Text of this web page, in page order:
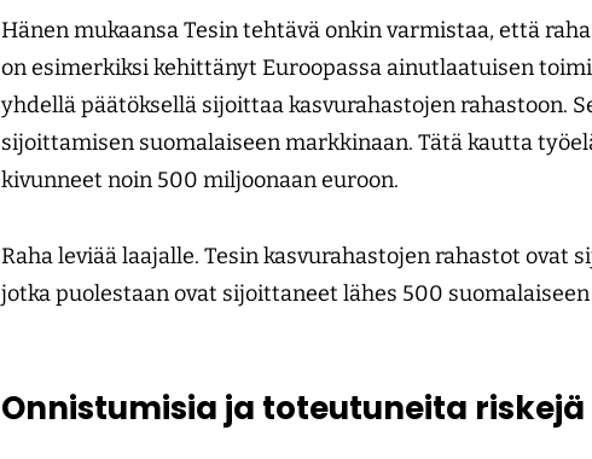
Hänen mukaansa Tesin tehtävä onkin varmistaa, että
on esimerkiksi kehittänyt Euroopassa ainutlaatuisen
yhdellä päätöksellä sijoittaa kasvurahastojen rahastoon.
sijoittamisen suomalaiseen markkinaan. Tätä kautta
kivunneet noin 500 miljoonaan euroon.
Raha leviää laajalle. Tesin kasvurahastojen rahastot
jotka puolestaan ovat sijoittaneet lähes 500
Onnistumisia ja toteutuneita riskejä